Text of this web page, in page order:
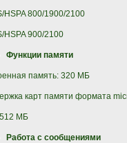
HSPA 800/1900/2100
HSPA 900/2100
Функции памяти
память: 320 МБ
карт памяти формата
МБ
Работа с сообщениями